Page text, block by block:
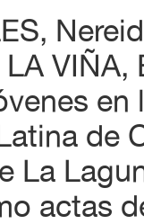
VIÑA,
en
de
La
actas